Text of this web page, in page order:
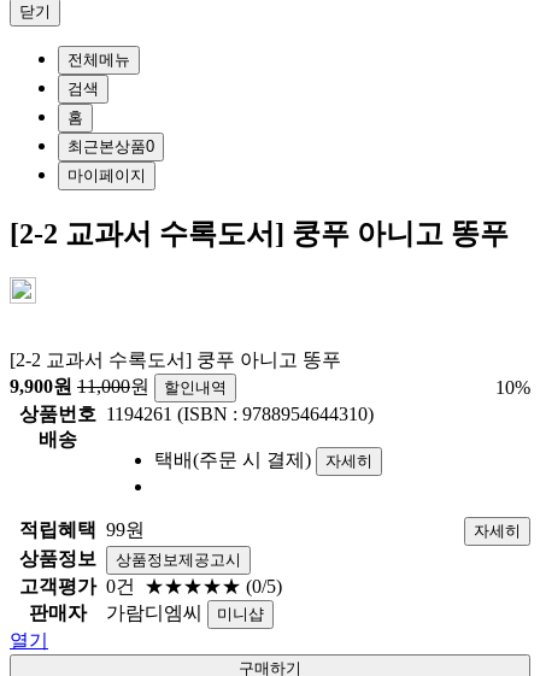
닫기
전체메뉴
검색
홈
최근본상품0
마이페이지
[2-2 교과서 수록도서] 쿵푸 아니고 똥푸
[2-2 교과서 수록도서] 쿵푸 아니고 똥푸
9,900원 11,000원 할인내역 10%
상품번호 1194261 (ISBN : 9788954644310)
배송
택배(주문 시 결제)
자세히
적립혜택 99원 자세히
상품정보 상품정보제공고시
고객평가 0건 ★★★★★ (0/5)
판매자
가람디엠씨 미니샵
열기